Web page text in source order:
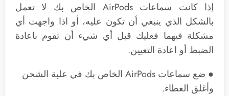
إذا كانت سماعات AirPods الخاص بك لا تعمل
بالشكل الذي ينبغي أن تكون عليه، أو اذا واجهت أي
مشكلة فيهما فعليك قبل أي شيء أن تقوم باعادة
الضبط أو اعادة التعيين.
● ضع سماعات AirPods الخاص بك في علبة الشحن
وأغلق الغطاء.